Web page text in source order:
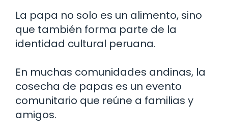
La papa no solo es un alimento, sino
que también forma parte de la
identidad cultural peruana.
En muchas comunidades andinas, la
cosecha de papas es un evento
comunitario que reúne a familias y
amigos.